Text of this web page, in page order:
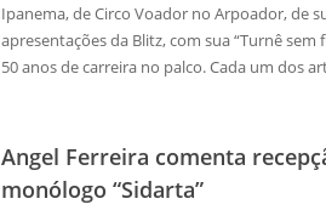
Ipanema, de Circo Voador no Arpoador, de
apresentações da Blitz, com sua “Turnê sem
50 anos de carreira no palco. Cada um dos
Angel Ferreira comenta
monólogo “Sidarta”